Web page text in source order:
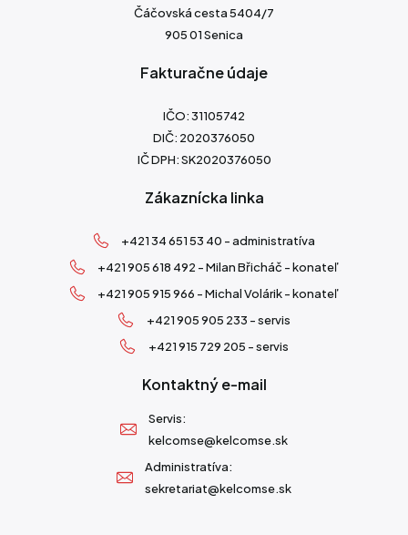
Čáčovská cesta 5404/7
905 01 Senica
Fakturačne údaje
IČO: 31105742
DIČ: 2020376050
IČ DPH: SK2020376050
Zákaznícka linka
+421 34 651 53 40 - administratíva
+421 905 618 492 - Milan Břicháč - konateľ
+421 905 915 966 - Michal Volárik - konateľ
+421 905 905 233 - servis
+421 915 729 205 - servis
Kontaktný e-mail
Servis:
kelcomse@kelcomse.sk
Administratíva:
sekretariat@kelcomse.sk